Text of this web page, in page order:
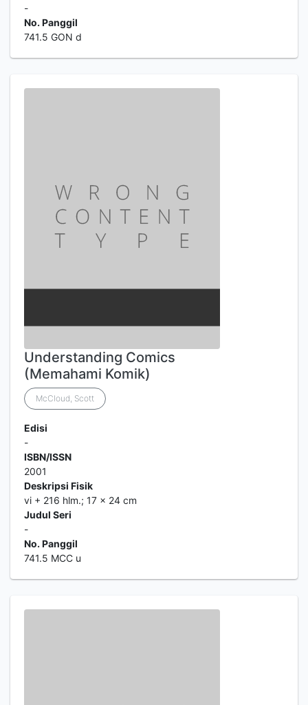
-
No. Panggil
741.5 GON d
Understanding Comics
(Memahami Komik)
McCloud, Scott
Edisi
-
ISBN/ISSN
2001
Deskripsi Fisik
vi + 216 hlm.; 17 x 24 cm
Judul Seri
-
No. Panggil
741.5 MCC u